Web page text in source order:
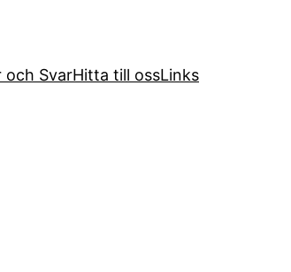
och SvarHitta till ossLinks